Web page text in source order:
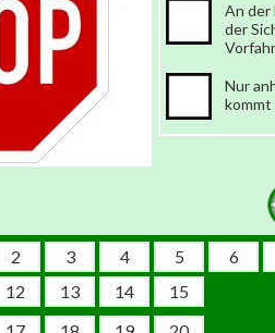
An der
der
Nur
kommt
2 3 4 5
6
12 13 14
15